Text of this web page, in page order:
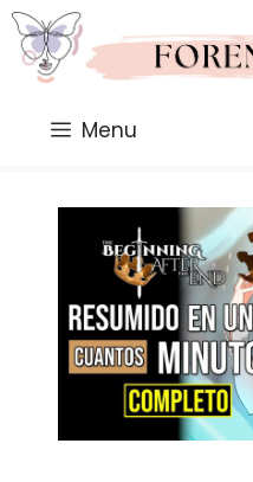
Saltar
al
contenido
Menu